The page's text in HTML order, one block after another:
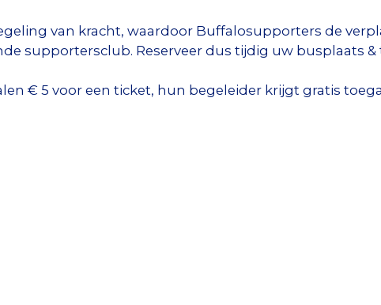
van kracht, waardoor Buffalosupporters de
supportersclub. Reserveer dus tijdig uw busplaats &
€ 5 voor een ticket, hun begeleider krijgt gratis